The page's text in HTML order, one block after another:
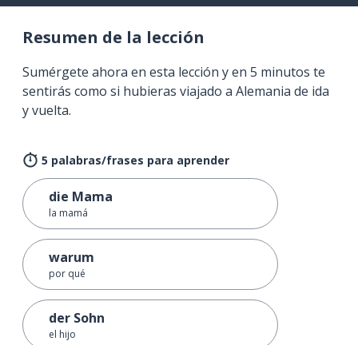
Resumen de la lección
Sumérgete ahora en esta lección y en 5 minutos te
sentirás como si hubieras viajado a Alemania de ida
y vuelta.
5 palabras/frases para aprender
die Mama
la mamá
warum
por qué
der Sohn
el hijo